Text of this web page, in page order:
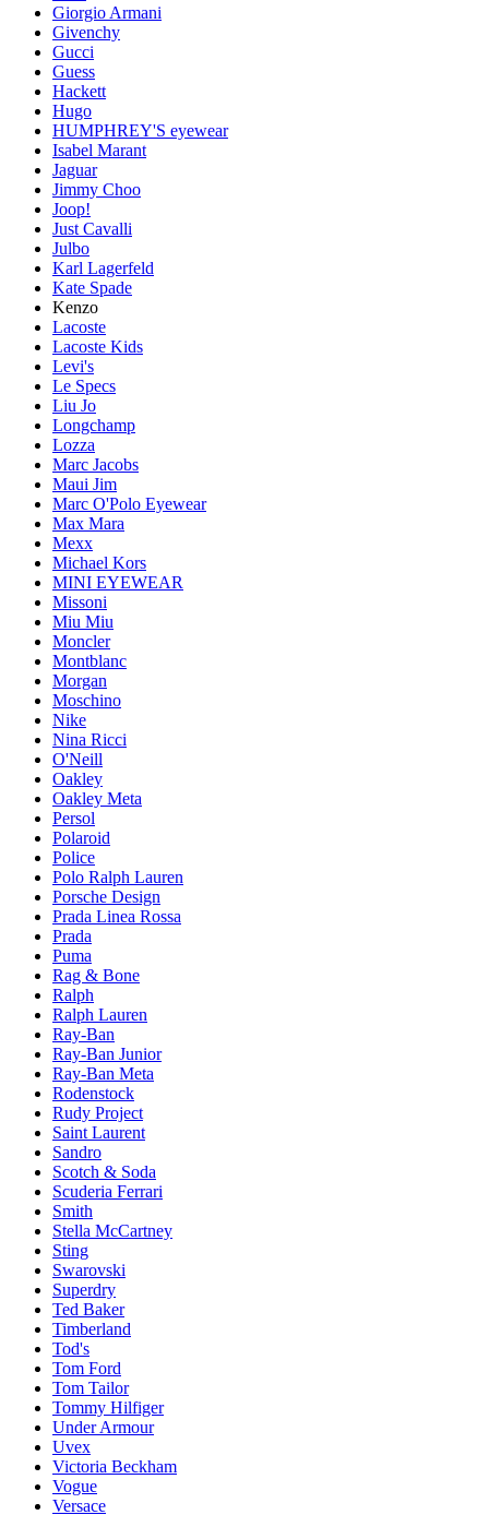
Giorgio Armani
Givenchy
Gucci
Guess
Hackett
Hugo
HUMPHREY'S eyewear
Isabel Marant
Jaguar
Jimmy Choo
Joop!
Just Cavalli
Julbo
Karl Lagerfeld
Kate Spade
Kenzo
Lacoste
Lacoste Kids
Levi's
Le Specs
Liu Jo
Longchamp
Lozza
Marc Jacobs
Maui Jim
Marc O'Polo Eyewear
Max Mara
Mexx
Michael Kors
MINI EYEWEAR
Missoni
Miu Miu
Moncler
Montblanc
Morgan
Moschino
Nike
Nina Ricci
O'Neill
Oakley
Oakley Meta
Persol
Polaroid
Police
Polo Ralph Lauren
Porsche Design
Prada Linea Rossa
Prada
Puma
Rag & Bone
Ralph
Ralph Lauren
Ray-Ban
Ray-Ban Junior
Ray-Ban Meta
Rodenstock
Rudy Project
Saint Laurent
Sandro
Scotch & Soda
Scuderia Ferrari
Smith
Stella McCartney
Sting
Swarovski
Superdry
Ted Baker
Timberland
Tod's
Tom Ford
Tom Tailor
Tommy Hilfiger
Under Armour
Uvex
Victoria Beckham
Vogue
Versace